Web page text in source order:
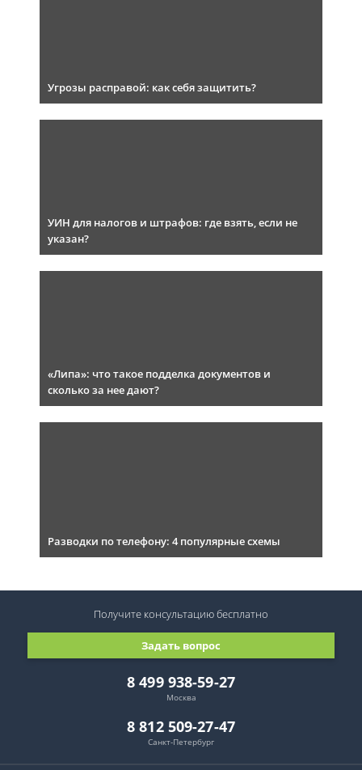
Угрозы расправой: как себя защитить?
УИН для налогов и штрафов: где взять, если не
указан?
«Липа»: что такое подделка документов и
сколько за нее дают?
Разводки по телефону: 4 популярные схемы
8 499 938-59-27
Москва
8 812 509-27-47
Санкт-Петербург
Задать вопрос
Получите консультациюбесплатно